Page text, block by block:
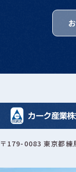
〒179-0083 東京都